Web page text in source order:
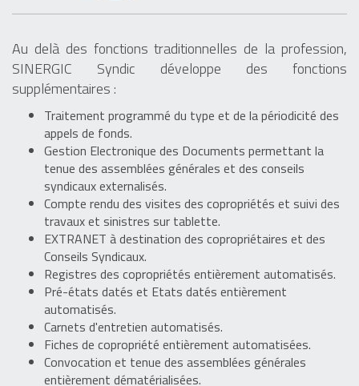
Au delà des fonctions traditionnelles de la profession,
SINERGIC Syndic développe des fonctions
supplémentaires :
Traitement programmé du type et de la périodicité des
appels de fonds.
Gestion Electronique des Documents permettant la
tenue des assemblées générales et des conseils
syndicaux externalisés.
Compte rendu des visites des copropriétés et suivi des
travaux et sinistres sur tablette.
EXTRANET à destination des copropriétaires et des
Conseils Syndicaux.
Registres des copropriétés entièrement automatisés.
Pré-états datés et Etats datés entièrement
automatisés.
Carnets d'entretien automatisés.
Fiches de copropriété entièrement automatisées.
Convocation et tenue des assemblées générales
entièrement dématérialisées.